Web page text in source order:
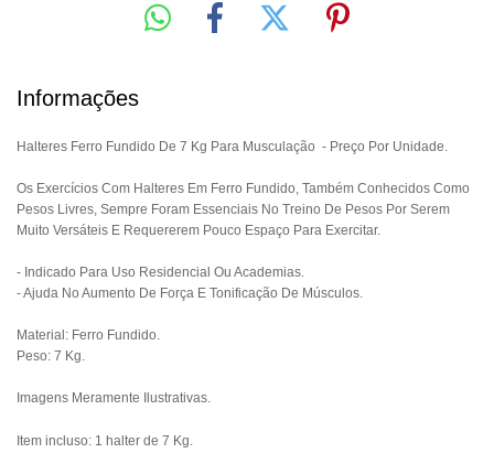
Informações
Halteres Ferro Fundido De 7 Kg Para Musculação - Preço Por Unidade.
Os Exercícios Com Halteres Em Ferro Fundido, Também Conhecidos Como
Pesos Livres, Sempre Foram Essenciais No Treino De Pesos Por Serem
Muito Versáteis E Requererem Pouco Espaço Para Exercitar.
- Indicado Para Uso Residencial Ou Academias.
- Ajuda No Aumento De Força E Tonificação De Músculos.
Material: Ferro Fundido.
Peso: 7 Kg.
Imagens Meramente Ilustrativas.
Item incluso: 1 halter de 7 Kg.